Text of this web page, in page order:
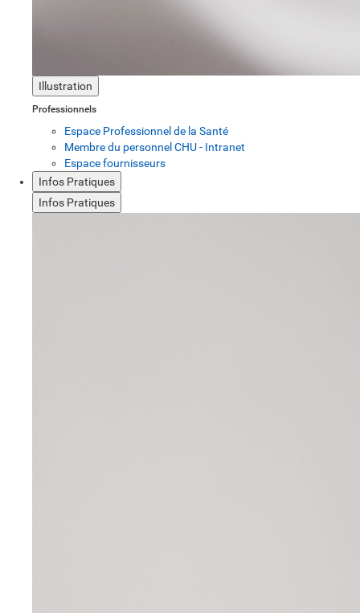
Illustration
Professionnels
Espace Professionnel de la Santé
Membre du personnel CHU - Intranet
Espace fournisseurs
Infos Pratiques
Infos Pratiques